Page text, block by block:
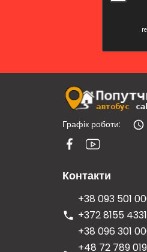
Графік роботи:
Контакти
+38 093 501
+372 8155 4331
+38 096 301
+48 72 789